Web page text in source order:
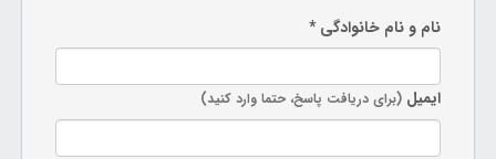
نام و نام خانوادگی *
ایمیل (برای دریافت پاسخ، حتما وارد کنید)